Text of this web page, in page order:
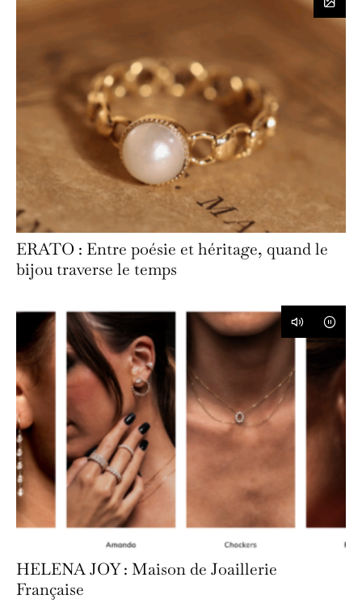
ERATO : Entre poésie et héritage, quand le
bijou traverse le temps
HELENA JOY : Maison de Joaillerie
Française